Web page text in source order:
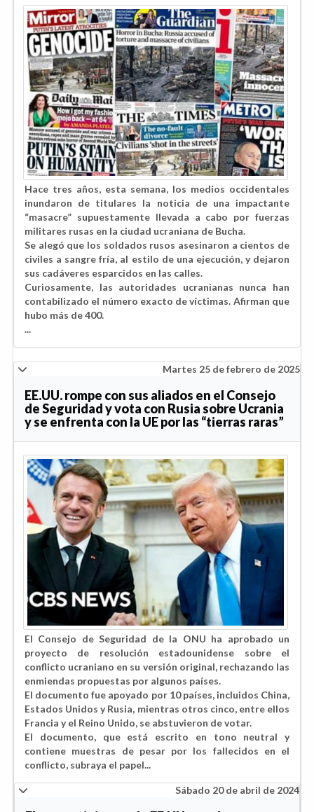
Hace tres años, esta semana, los medios occidentales
inundaron de titulares la noticia de una impactante
“masacre” supuestamente llevada a cabo por fuerzas
militares rusas en la ciudad ucraniana de Bucha.
Se alegó que los soldados rusos asesinaron a cientos de
civiles a sangre fría, al estilo de una ejecución, y dejaron
sus cadáveres esparcidos en las calles.
Curiosamente, las autoridades ucranianas nunca han
contabilizado el número exacto de víctimas. Afirman que
hubo más de 400.
...
Martes 25 de febrero de 2025
EE.UU. rompe con sus aliados en el Consejo
de Seguridad y vota con Rusia sobre Ucrania
y se enfrenta con la UE por las “tierras raras”
El Consejo de Seguridad de la ONU ha aprobado un
proyecto de resolución estadounidense sobre el
conflicto ucraniano en su versión original, rechazando las
enmiendas propuestas por algunos países.
El documento fue apoyado por 10 países, incluidos China,
Estados Unidos y Rusia, mientras otros cinco, entre ellos
Francia y el Reino Unido, se abstuvieron de votar.
El documento, que está escrito en tono neutral y
contiene muestras de pesar por los fallecidos en el
conflicto, subraya el papel...
Sábado 20 de abril de 2024